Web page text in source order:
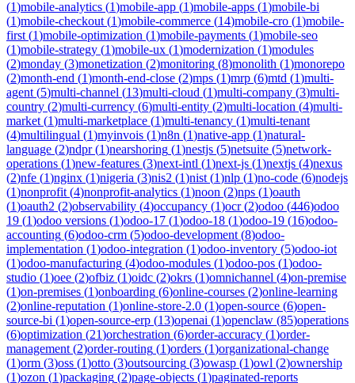
(1)mobile-analytics (1)mobile-app (1)mobile-apps (1)mobile-bi
(1)mobile-checkout (1)mobile-commerce (14)mobile-cro (1)mobile-
first (1)mobile-optimization (1)mobile-payments (1)mobile-seo
(1)mobile-strategy (1)mobile-ux (1)modernization (1)modules
(2)monday (3)monetization (2)monitoring (8)monolith (1)monorepo
(2)month-end (1)month-end-close (2)mps (1)mrp (6)mtd (1)multi-
agent (5)multi-channel (13)multi-cloud (1)multi-company (3)multi-
country (2)multi-currency (6)multi-entity (2)multi-location (4)multi-
market (1)multi-marketplace (1)multi-tenancy (1)multi-tenant
(4)multilingual (1)myinvois (1)n8n (1)native-app (1)natural-
language (2)ndpr(1)nearshoring (1)nestjs (5)netsuite (5)network-
operations (1)new-features (3)next-intl (1)next-js (1)nextjs (4)nexus
(2)nfe (1)nginx (1)nigeria (3)nis2 (1)nist (1)nlp (1)no-code (6)nodejs
(1)nonprofit (4)nonprofit-analytics (1)noon (2)nps (1)oauth
(1)oauth2 (2)observability (4)occupancy (1)ocr(2)odoo (446)odoo
19 (1)odoo versions (1)odoo-17 (1)odoo-18 (1)odoo-19 (16)odoo-
accounting (6)odoo-crm (5)odoo-development (8)odoo-
implementation (1)odoo-integration (1)odoo-inventory (5)odoo-iot
(1)odoo-manufacturing (4)odoo-modules (1)odoo-pos (1)odoo-
studio (1)oee (2)ofbiz (1)oidc (2)okrs (1)omnichannel (4)on-premise
(1)on-premises (1)onboarding (6)online-courses (2)online-learning
(2)online-reputation (1)online-store-2.0 (1)open-source (6)open-
source-bi (1)open-source-erp (13)openai (1)openclaw (85)operations
(6)optimization (21)orchestration (6)order-accuracy (1)order-
management (2)order-routing (1)orders (1)organizational-change
(1)orm (3)oss (1)otto (3)outsourcing (3)owasp (1)owl (2)ownership
(1)ozon (1)packaging (2)page-objects (1)paginated-reports